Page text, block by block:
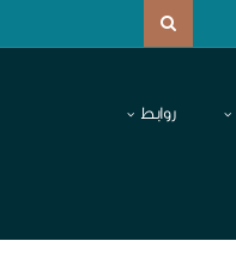
روابط